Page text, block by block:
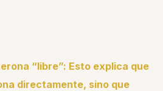
“libre”: Esto explica que
directamente, sino que